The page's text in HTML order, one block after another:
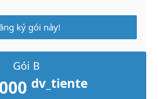
ký gói này!
Gói B
dv_tiente